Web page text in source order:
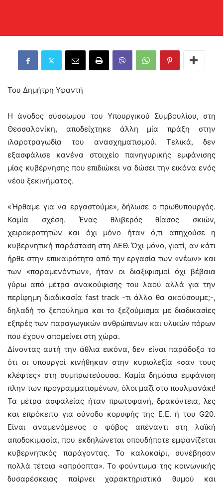
Του Δημήτρη Υφαντή
Η άνοδος σύσσωμου του Υπουργικού Συμβουλίου, στη
Θεσσαλονίκη, αποδείχτηκε άλλη μία πράξη στην
ιλαροτραγωδία του ανασχηματισμού. Τελικά, δεν
εξασφάλισε κανένα στοιχείο πανηγυρικής εμφάνισης
μίας κυβέρνησης που επιδιώκει να δώσει την εικόνα ενός
νέου ξεκινήματος.
«Ήρθαμε για να εργαστούμε», δήλωσε ο πρωθυπουργός.
Καμία σχέση. Ένας θλιβερός θίασος σκιών,
χειροκροτητών και όχι μόνο ήταν ό,τι απηχούσε η
κυβερνητική παράσταση στη ΔΕΘ. Όχι μόνο, γιατί, αν κάτι
ήρθε στην επικαιρότητα από την εργασία των «νέων» και
των «παραμενόντων», ήταν οι διαξιφισμοί όχι βέβαια
γύρω από μέτρα ανακούφισης του λαού αλλά για την
περίφημη διαδικασία fast track -τι άλλο θα ακούσουμε;-,
δηλαδή το ξεπούλημα και το ξεζούμισμα με διαδικασίες
εξπρές των παραγωγικών ανθρώπινων και υλικών πόρων
που έχουν απομείνει στη χώρα.
Δίνοντας αυτή την άθλια εικόνα, δεν είναι παράδοξο το
ότι οι υπουργοί κινήθηκαν στην κυριολεξία «σαν τους
κλέφτες» στη συμπρωτεύουσα. Καμία δημόσια εμφάνιση
πλην των προγραμματισμένων, όλοι μαζί στο πουλμανάκι!
Τα μέτρα ασφαλείας ήταν πρωτοφανή, δρακόντεια, λες
και επρόκειτο για σύνοδο κορυφής της Ε.Ε. ή του G20.
Είναι αναμενόμενος ο φόβος απέναντι στη λαϊκή
αποδοκιμασία, που εκδηλώνεται οπουδήποτε εμφανίζεται
κυβερνητικός παράγοντας. Το καλοκαίρι, συνέβησαν
πολλά τέτοια «απρόοπτα». Το φούντωμα της κοινωνικής
δυσαρέσκειας παίρνει χαρακτηριστικά θυμού και